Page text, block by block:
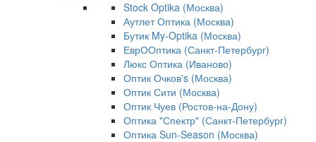
Stock Optika (Москва)
Аутлет Оптика (Москва)
Бутик My-Optika (Москва)
ЕврООптика (Санкт-Петербург)
Люкс Оптика (Иваново)
Оптик Очков's (Москва)
Оптик Сити (Москва)
Оптик Чуев (Ростов-на-Дону)
Оптика "Спектр" (Санкт-Петербург)
Оптика Sun-Season (Москва)